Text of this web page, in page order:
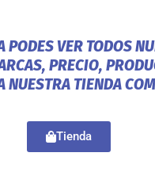
PODES VER TODOS
PRECIO,
NUESTRA TIENDA
Tienda